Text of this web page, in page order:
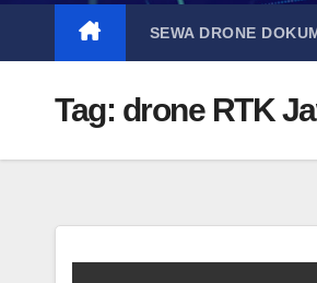
SEWA DRONE
Tag: drone RTK